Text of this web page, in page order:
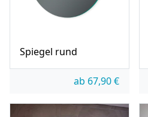
Spiegel rund
ab 67,90€